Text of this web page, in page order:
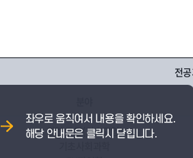
전
관련 교양(기초교양)